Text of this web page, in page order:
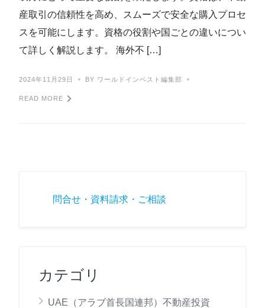
産取引の信頼性を高め、スムーズで安全な購入プロセ
スを可能にします。資格の役割や国ごとの違いについ
て詳しく解説します。 海外不 […]
2024年11月29日 BY ワールドインベスト編集部
READ MORE
問合せ・資料請求・ご相談
カテゴリ
UAE（アラブ首長国連邦）不動産投資